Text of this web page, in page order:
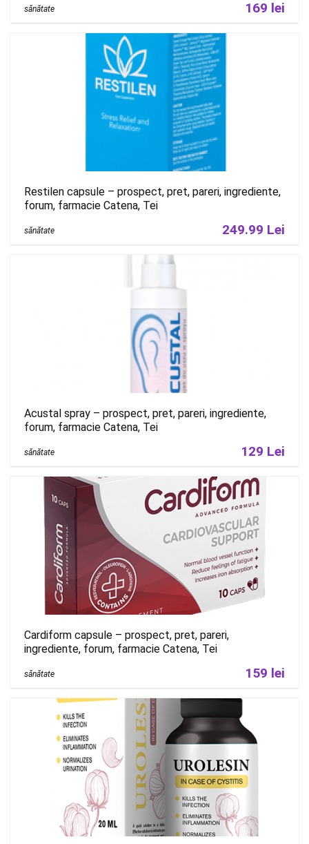
sănătate 169 lei
Restilen capsule – prospect, pret, pareri, ingrediente,
forum, farmacie Catena, Tei
sănătate 249.99 Lei
Acustal spray – prospect, pret, pareri, ingrediente,
forum, farmacie Catena, Tei
sănătate 129 Lei
Cardiform capsule – prospect, pret, pareri,
ingrediente, forum, farmacie Catena, Tei
sănătate 159 lei